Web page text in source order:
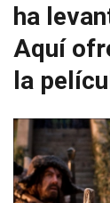
ha
Aquí
la